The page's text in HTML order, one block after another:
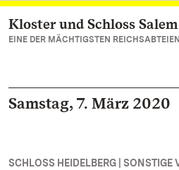
Zum Hauptinhalt springen
Kloster und Schloss Salem
EINE DER MÄCHTIGSTEN
Samstag, 7. März 2020
SCHLOSS HEIDELBERG | SONSTIGE